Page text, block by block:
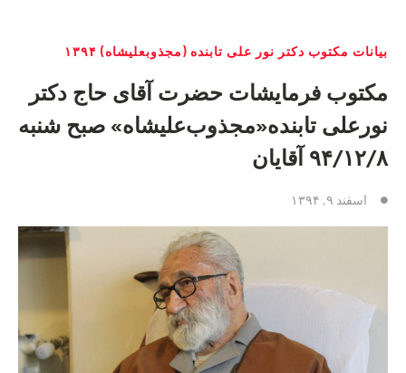
بیانات مکتوب دکتر نور علی تابنده (مجذوبعلیشاه) ۱۳۹۴
مکتوب فرمایشات حضرت آقای حاج دکتر
نورعلی تابنده«مجذوب‌علیشاه» صبح شنبه
۹۴/۱۲/۸ آقایان
اسفند ۹, ۱۳۹۴